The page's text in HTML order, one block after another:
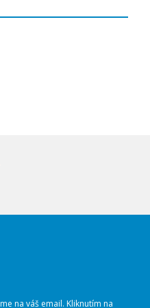
na váš email. Kliknutím na